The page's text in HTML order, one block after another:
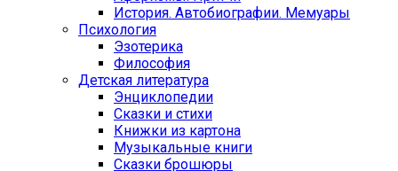
История. Автобиографии. Мемуары
Психология
Эзотерика
Философия
Детская литература
Энциклопедии
Сказки и стихи
Книжки из картона
Музыкальные книги
Сказки брошюры